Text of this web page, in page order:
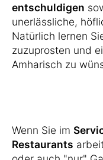
entschuldigen
unerlässliche,
Natürlich lernen
zuzuprosten und
Amharisch zu
Wenn Sie im
Restaurants